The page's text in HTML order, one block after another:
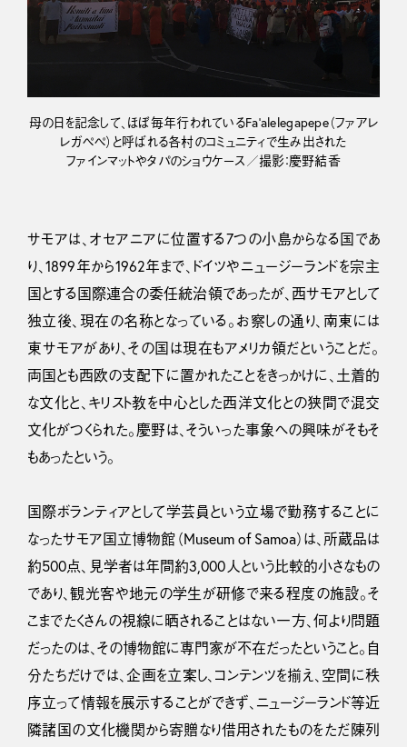
母の日を記念して、ほぼ毎年行われているFa’alelegapepe（ファアレ
レガぺぺ）と呼ばれる各村のコミュニティで生み出された
ファインマットやタパのショウケース／撮影：慶野結香
サモアは、オセアニアに位置する7つの小島からなる国であ
り、1899年から1962年まで、ドイツやニュージーランドを宗主
国とする国際連合の委任統治領であったが、西サモアとして
独立後、現在の名称となっている。お察しの通り、南東には
東サモアがあり、その国は現在もアメリカ領だということだ。
両国とも西欧の支配下に置かれたことをきっかけに、土着的
な文化と、キリスト教を中心とした西洋文化との狭間で混交
文化がつくられた。慶野は、そういった事象への興味がそもそ
もあったという。
国際ボランティアとして学芸員という立場で勤務することに
なったサモア国立博物館（Museum of Samoa）は、所蔵品は
約500点、見学者は年間約3,000人という比較的小さなもの
であり、観光客や地元の学生が研修で来る程度の施設。そ
こまでたくさんの視線に晒されることはない一方、何より問題
だったのは、その博物館に専門家が不在だったということ。自
分たちだけでは、企画を立案し、コンテンツを揃え、空間に秩
序立って情報を展示することができず、ニュージーランド等近
隣諸国の文化機関から寄贈なり借用されたものをただ陳列